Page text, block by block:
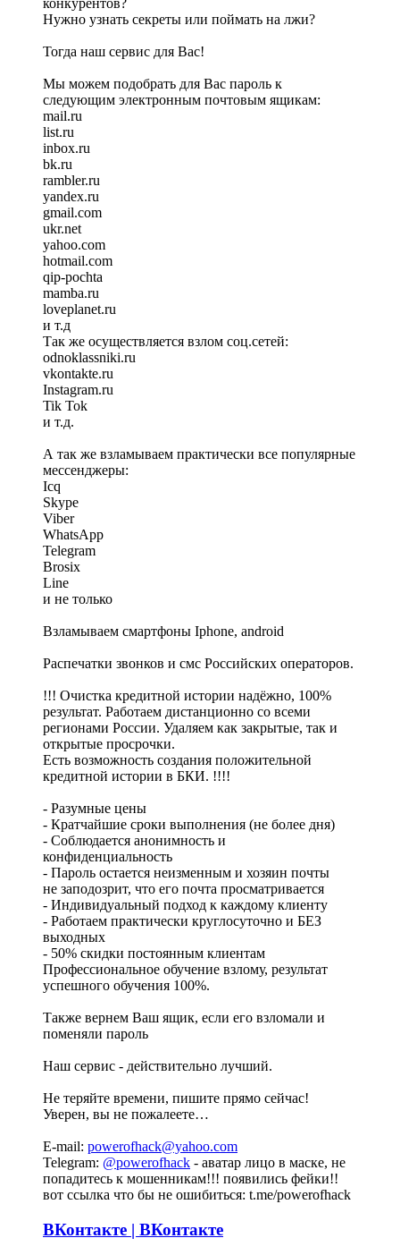
конкурентов?
Нужно узнать секреты или поймать на лжи?
Тогда наш сервис для Вас!
Мы можем подобрать для Вас пароль к
следующим электронным почтовым ящикам:
mail.ru
list.ru
inbox.ru
bk.ru
rambler.ru
yandex.ru
gmail.com
ukr.net
yahoo.com
hotmail.com
qip-pochta
mamba.ru
loveplanet.ru
и т.д
Так же осуществляется взлом соц.сетей:
odnoklassniki.ru
vkontakte.ru
Instagram.ru
Tik Tok
и т.д.
А так же взламываем практически все популярные
мессенджеры:
Icq
Skype
Viber
WhatsApp
Telegram
Brosix
Line
и не только
Взламываем смартфоны Iphone, android
Распечатки звонков и смс Российских операторов.
!!! Очистка кредитной истории надёжно, 100%
результат. Работаем дистанционно со всеми
регионами России. Удаляем как закрытые, так и
открытые просрочки.
Есть возможность создания положительной
кредитной истории в БКИ. !!!!
- Разумные цены
- Кратчайшие сроки выполнения (не более дня)
- Соблюдается анонимность и
конфиденциальность
- Пароль остается неизменным и хозяин почты
не заподозрит, что его почта просматривается
- Индивидуальный подход к каждому клиенту
- Работаем практически круглосуточно и БЕЗ
выходных
- 50% скидки постоянным клиентам
Профессиональное обучение взлому, результат
успешного обучения 100%.
Также вернем Ваш ящик, если его взломали и
поменяли пароль
Наш сервис - действительно лучший.
Не теряйте времени, пишите прямо сейчас!
Уверен, вы не пожалеете…
E-mail: powerofhack@yahoo.com
Telegram: @powerofhack - аватар лицо в маске, не
попадитесь к мошенникам!!! появились фейки!!
вот ссылка что бы не ошибиться: t.me/powerofhack
ВКонтакте | ВКонтакте